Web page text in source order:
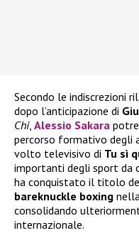
Secondo le indiscrezioni
dopo l’anticipazione di
Chi, Alessio Sakara
percorso formativo degli
volto televisivo di Tu sì
importanti degli sport da
ha conquistato il titolo
bareknuckle boxing
consolidando
internazionale.